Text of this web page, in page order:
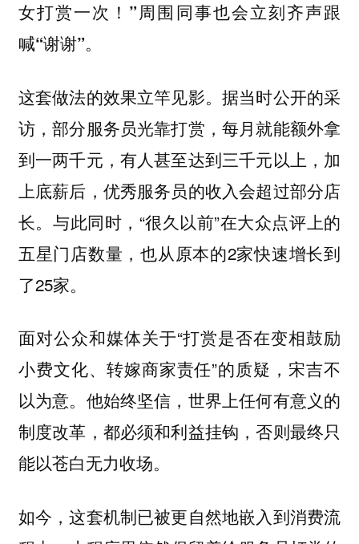
女打赏一次！”周围同事也会立刻齐声跟
喊“谢谢”。
这套做法的效果立竿见影。据当时公开的采
访，部分服务员光靠打赏，每月就能额外拿
到一两千元，有人甚至达到三千元以上，加
上底薪后，优秀服务员的收入会超过部分店
长。与此同时，“很久以前”在大众点评上的
五星门店数量，也从原本的2家快速增长到
了25家。
面对公众和媒体关于“打赏是否在变相鼓励
小费文化、转嫁商家责任”的质疑，宋吉不
以为意。他始终坚信，世界上任何有意义的
制度改革，都必须和利益挂钩，否则最终只
能以苍白无力收场。
如今，这套机制已被更自然地嵌入到消费流